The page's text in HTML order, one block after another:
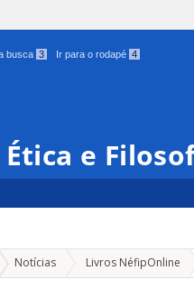
busca 3 Ir para o rodapé 4
e
Notícias Livros NéfipOnline »